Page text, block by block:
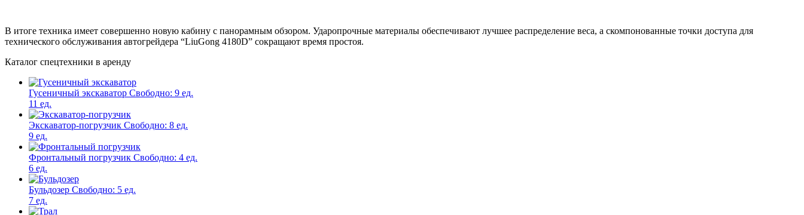
В итоге техника имеет совершенно новую кабину с панорамным обзором. Ударопрочные материалы обеспечивают лучшее распределение веса, а скомпонованные точки доступа для
технического обслуживания автогрейдера “LiuGong 4180D” сокращают время простоя.
Каталог спецтехники в аренду
Гусеничный экскаватор Свободно: 9 ед.
11 ед.
Экскаватор-погрузчик Свободно: 8 ед.
9 ед.
Фронтальный погрузчик Свободно: 4 ед.
6 ед.
Бульдозер Свободно: 5 ед.
7 ед.